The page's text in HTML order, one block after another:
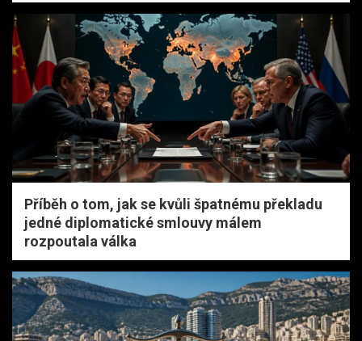
Příběh o tom, jak se kvůli špatnému překladu
jedné diplomatické smlouvy málem
rozpoutala válka